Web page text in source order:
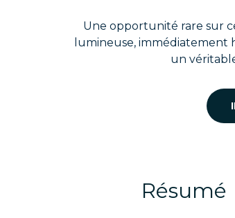
Une opportunité rare sur
lumineuse,
un
Résumé